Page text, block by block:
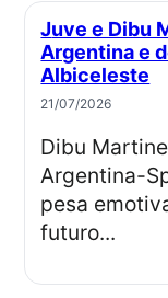
Juve e Dibu Martinez: sogno Coppa in
Argentina e
Albiceleste
21/07/2026
Dibu Martinez: delusione social dopo
Argentina-
pesa
futuro...